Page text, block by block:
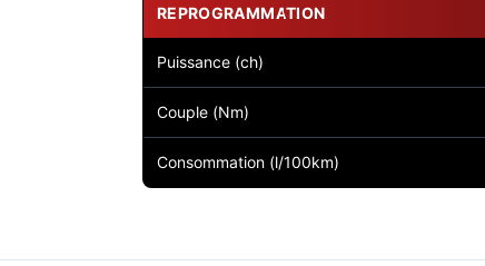
REPROGRAMMATION
Puissance (ch)
Couple (Nm)
Consommation (l/100km)